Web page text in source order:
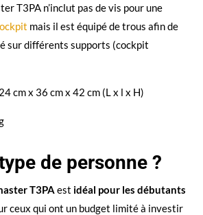
T3PA n’inclut pas de vis pour une
mais il est équipé de trous afin de
sur différents supports (cockpit
cm x 36 cm x 42 cm (L x l x H)
de personne ?
T3PA est idéal pour les débutants
ceux qui ont un budget limité à investir